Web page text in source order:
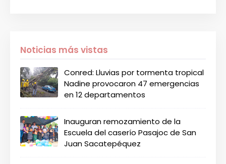
Noticias más vistas
Conred: Lluvias por tormenta tropical
Nadine provocaron 47 emergencias
en 12 departamentos
Inauguran remozamiento de la
Escuela del caserío Pasajoc de San
Juan Sacatepéquez